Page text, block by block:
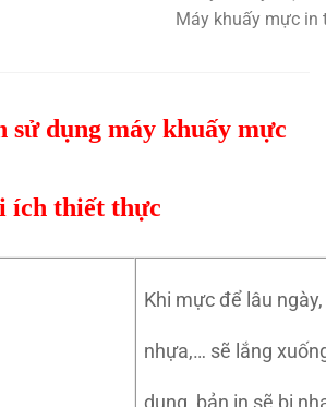
Máy khuấy mực in
sử dụng máy khuấy mực
ích thiết thực
Khi mực để lâu
nhựa,… sẽ lắng
dụng, bản in sẽ bị